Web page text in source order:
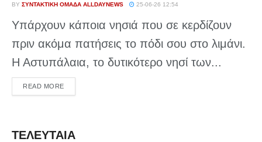
BY ΣΥΝΤΑΚΤΙΚΉ ΟΜΆΔΑ ALLDAYNEWS 25-06-26 12:54
Υπάρχουν κάποια νησιά που σε κερδίζουν
πριν ακόμα πατήσεις το πόδι σου στο λιμάνι.
Η Αστυπάλαια, το δυτικότερο νησί των...
READ MOREDETAILS
ΤΕΛΕΥΤΑΙΑ